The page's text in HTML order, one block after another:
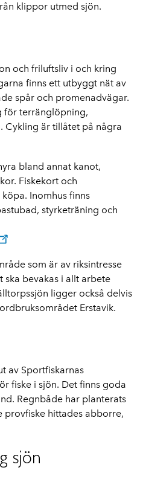
klippor utmed sjön.
och friluftsliv i och kring
finns ett utbyggt nät av
spår och promenadvägar.
för terränglöpning,
Cykling är tillåtet på några
bland annat kanot,
Fiskekort och
Inomhus finns
styrketräning och
som är av riksintresse
ska bevakas i allt arbete
ligger också delvis
Erstavik.
av Sportfiskarnas
fiske i sjön. Det finns goda
Regnbåde har planterats
provfiske hittades abborre,
sjön